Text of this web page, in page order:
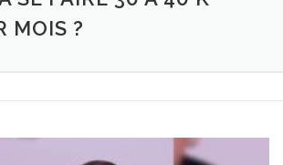
MOIS ?